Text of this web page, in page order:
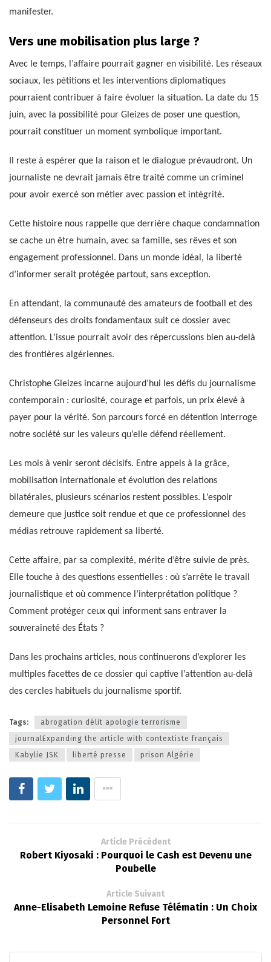
manifester.
Vers une mobilisation plus large ?
Avec le temps, l’affaire pourrait gagner en visibilité. Les réseaux
sociaux, les pétitions et les interventions diplomatiques
pourraient contribuer à faire évoluer la situation. La date du 15
juin, avec la possibilité pour Gleizes de poser une question,
pourrait constituer un moment symbolique important.
Il reste à espérer que la raison et le dialogue prévaudront. Un
journaliste ne devrait jamais être traité comme un criminel
pour avoir exercé son métier avec passion et intégrité.
Cette histoire nous rappelle que derrière chaque condamnation
se cache un être humain, avec sa famille, ses rêves et son
engagement professionnel. Dans un monde idéal, la liberté
d’informer serait protégée partout, sans exception.
En attendant, la communauté des amateurs de football et des
défenseurs des droits fondamentaux suit ce dossier avec
attention. L’issue pourrait avoir des répercussions bien au-delà
des frontières algériennes.
Christophe Gleizes incarne aujourd’hui les défis du journalisme
contemporain : curiosité, courage et parfois, un prix élevé à
payer pour la vérité. Son parcours forcé en détention interroge
notre société sur les valeurs qu’elle défend réellement.
Les mois à venir seront décisifs. Entre appels à la grâce,
mobilisation internationale et évolution des relations
bilatérales, plusieurs scénarios restent possibles. L’espoir
demeure que justice soit rendue et que ce professionnel des
médias retrouve rapidement sa liberté.
Cette affaire, par sa complexité, mérite d’être suivie de près.
Elle touche à des questions essentielles : où s’arrête le travail
journalistique et où commence l’interprétation politique ?
Comment protéger ceux qui informent sans entraver la
souveraineté des États ?
Dans les prochains articles, nous continuerons d’explorer les
multiples facettes de ce dossier qui captive l’attention au-delà
des cercles habituels du journalisme sportif.
Tags:
abrogation délit apologie terrorisme
journalExpanding the article with contextiste français
Kabylie JSK
liberté presse prison Algérie
Article Précédent
Robert Kiyosaki : Pourquoi le Cash est Devenu une
Poubelle
Article Suivant
Anne-Elisabeth Lemoine Refuse Télématin : Un Choix
Personnel Fort